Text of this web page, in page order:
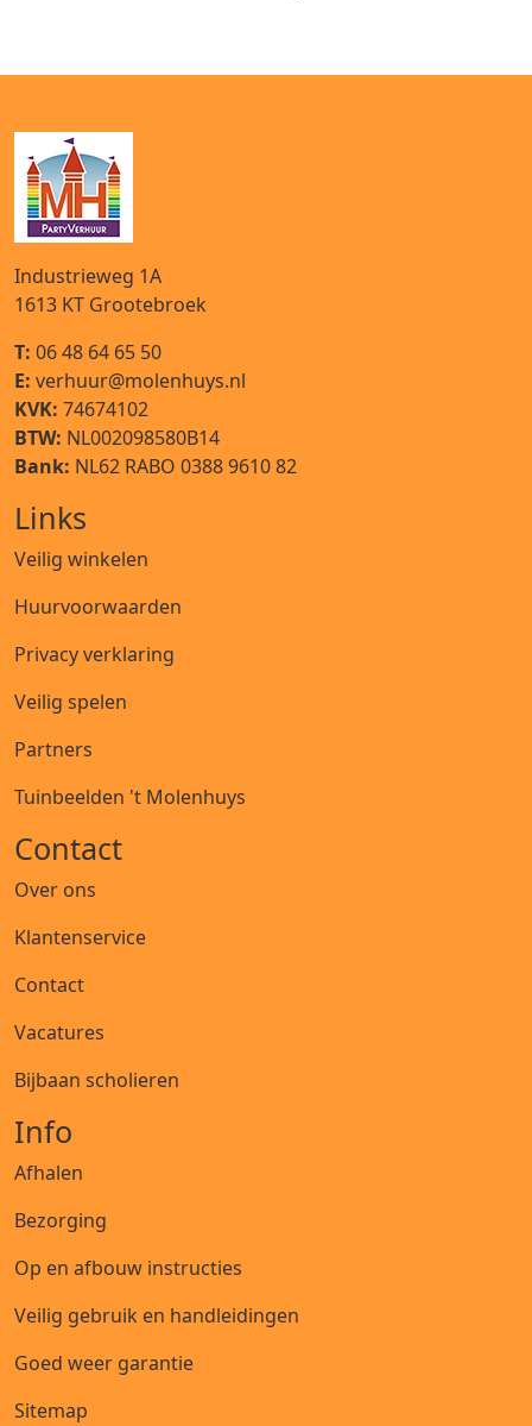
Industrieweg 1A
1613 KT Grootebroek
T: 06 48 64 65 50
E: verhuur@molenhuys.nl
KVK: 74674102
BTW: NL002098580B14
Bank: NL62 RABO 0388 9610 82
Links
Veilig winkelen
Huurvoorwaarden
Privacy verklaring
Veilig spelen
Partners
Tuinbeelden 't Molenhuys
Contact
Over ons
Klantenservice
Contact
Vacatures
Bijbaan scholieren
Info
Afhalen
Bezorging
Op en afbouw instructies
Veilig gebruik en handleidingen
Goed weer garantie
Sitemap